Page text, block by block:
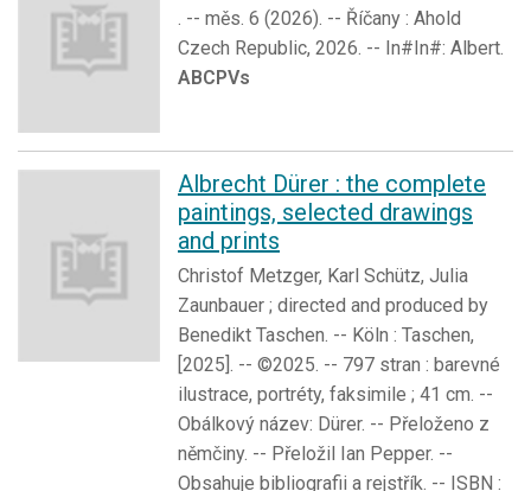
. -- měs. 6 (2026). -- Říčany : Ahold
Czech Republic, 2026. -- In#In#: Albert.
ABCPVs
Albrecht Dürer : the complete
paintings, selected drawings
and prints
Christof Metzger, Karl Schütz, Julia
Zaunbauer ; directed and produced by
Benedikt Taschen. -- Köln : Taschen,
[2025]. -- ©2025. -- 797 stran : barevné
ilustrace, portréty, faksimile ; 41 cm. --
Obálkový název: Dürer. -- Přeloženo z
němčiny. -- Přeložil Ian Pepper. --
Obsahuje bibliografii a rejstřík. -- ISBN :